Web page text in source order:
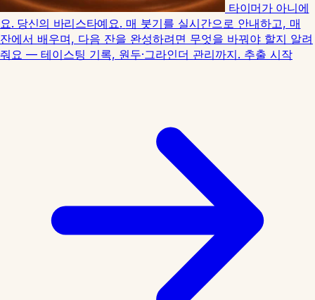
타이머가 아니에
요. 당신의 바리스타예요. 매 붓기를 실시간으로 안내하고, 매
잔에서 배우며, 다음 잔을 완성하려면 무엇을 바꿔야 할지 알려
줘요 — 테이스팅 기록, 원두·그라인더 관리까지. 추출 시작